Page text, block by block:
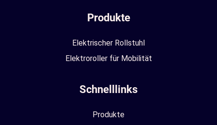
Produkte
Elektrischer Rollstuhl
Elektroroller für Mobilität
Schnelllinks
Produkte